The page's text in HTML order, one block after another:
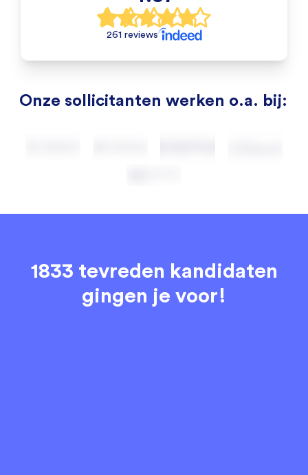
261 reviews
Onze sollicitanten werken o.a. bij:
1833 tevreden kandidaten
gingen je voor!